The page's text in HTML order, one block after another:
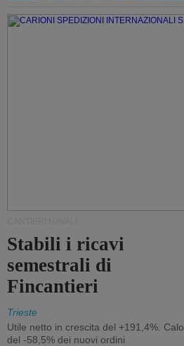
Stabili i ricavi
semestrali di
Fincantieri
Trieste
Utile netto in crescita del +191,4%. Calo
del -58,5% dei nuovi ordini